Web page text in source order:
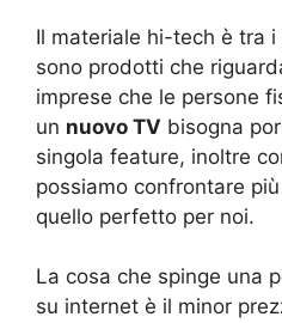
Il materiale hi-tech è tra
sono prodotti che
imprese che le persone
un nuovo TV bisogna
singola feature, inoltre
possiamo confrontare
quello perfetto per noi.
La cosa che spinge una
su internet è il minor